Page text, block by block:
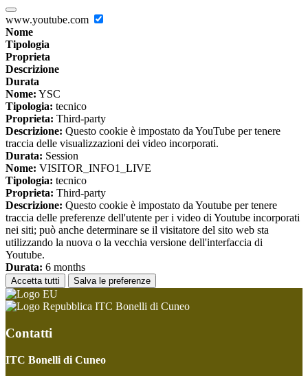
www.youtube.com
Nome
Tipologia
Proprieta
Descrizione
Durata
Nome: YSC
Tipologia: tecnico
Proprieta: Third-party
Descrizione: Questo cookie è impostato da YouTube per tenere
traccia delle visualizzazioni dei video incorporati.
Durata: Session
Nome: VISITOR_INFO1_LIVE
Tipologia: tecnico
Proprieta: Third-party
Descrizione: Questo cookie è impostato da Youtube per tenere
traccia delle preferenze dell'utente per i video di Youtube incorporati
nei siti; può anche determinare se il visitatore del sito web sta
utilizzando la nuova o la vecchia versione dell'interfaccia di
Youtube.
Durata: 6 months
Accetta tutti Salva le preferenze
ITC Bonelli di Cuneo
Contatti
ITC Bonelli di Cuneo